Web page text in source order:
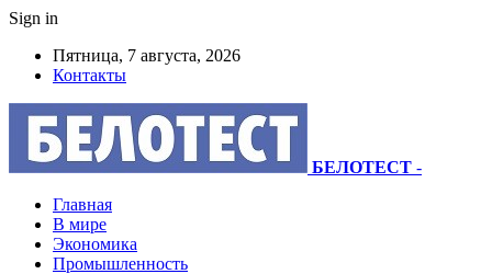
Sign in
Пятница, 7 августа, 2026
Контакты
БЕЛОТЕСТ -
Главная
В мире
Экономика
Промышленность